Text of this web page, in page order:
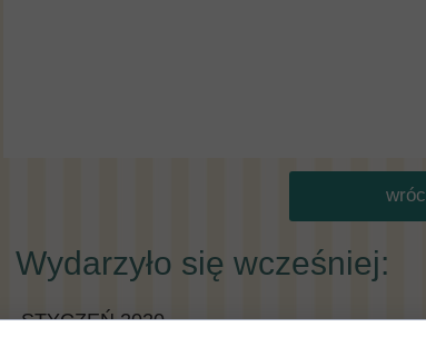
Wydarzyło się wcześniej:
STYCZEŃ 2020